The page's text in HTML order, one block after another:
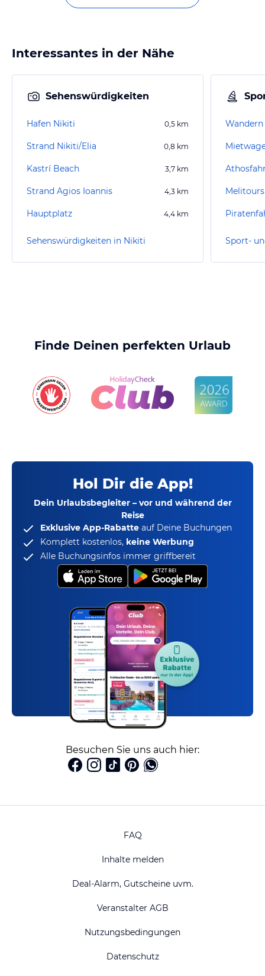
Interessantes in der Nähe
Sehenswürdigkeiten
Hafen Nikiti 0,5 km
Strand Nikiti/Elia 0,8 km
Kastrí Beach 3,7 km
Strand Agios Ioannis 4,3 km
Hauptplatz 4,4 km
Sehenswürdigkeiten in Nikiti Sport-
Finde Deinen perfekten Urlaub
Hol Dir die App!
Dein Urlaubsbegleiter – vor und während der
Reise
Exklusive App-Rabatte auf Deine Buchungen
Komplett kostenlos, keine Werbung
Alle Buchungsinfos immer griffbereit
Besuchen Sie uns auch hier:
FAQ
Inhalte melden
Deal-Alarm, Gutscheine uvm.
Veranstalter AGB
Nutzungsbedingungen
Datenschutz